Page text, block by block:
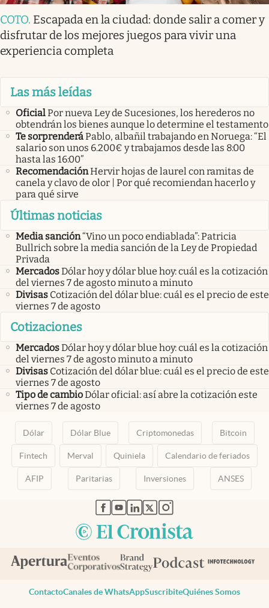
COTO. Escapada en la ciudad: donde salir a comer y
disfrutar de los mejores juegos para vivir una
experiencia completa
Las más leídas
OficialPor nueva Ley de Sucesiones, los herederos no
obtendrán los bienes aunque lo determine el testamento
Te sorprenderáPablo, albañil trabajando en Noruega: “El
salario son unos 6.200€ y trabajamos desde las 8:00
hasta las 16:00”
RecomendaciónHervir hojas de laurel con ramitas de
canela y clavo de olor | Por qué recomiendan hacerlo y
para qué sirve
Últimas noticias
Media sanción“Vino un poco endiablada”: Patricia
Bullrich sobre la media sanción de la Ley de Propiedad
Privada
MercadosDólar hoy y dólar blue hoy: cuál es la cotización
del viernes 7 de agosto minuto a minuto
Divisas Cotización del dólar blue: cuál es el precio de este
viernes 7 de agosto
Cotizaciones
MercadosDólar hoy y dólar blue hoy: cuál es la cotización
del viernes 7 de agosto minuto a minuto
Divisas Cotización del dólar blue: cuál es el precio de este
viernes 7 de agosto
Tipo de cambioDólar oficial: así abre la cotización este
viernes 7 de agosto
Dólar Dólar Blue Criptomonedas Bitcoin
Fintech Merval Quiniela Calendario de feriados
AFIP Paritarias Inversiones ANSES
abre en nueva pestaña
abre en nueva pestaña
abre en nueva pestaña
abre en nueva pestaña
abre en nueva pestaña
ContactoCanales de WhatsAppSuscribiteQuiénes Somos